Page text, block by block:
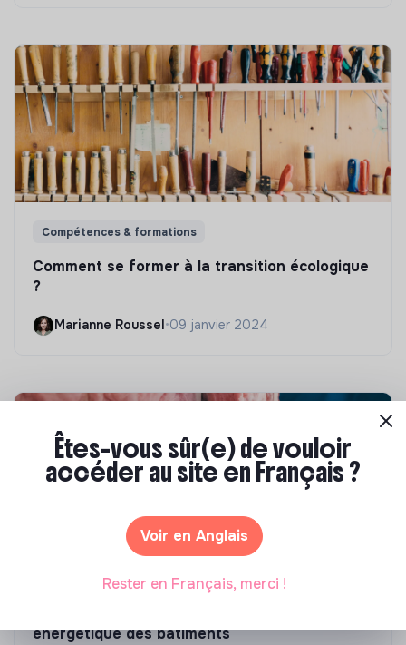
Compétences & formations
Comment se former à la transition écologique
?
Marianne Roussel •09 janvier 2024
Compétences & formations
énergétique des bâtiments
Êtes-vous sûr(e) de vouloir
accéder au site en Français ?
Voir en Anglais
Rester en Français, merci !